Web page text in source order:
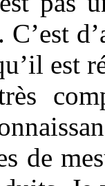
est
de